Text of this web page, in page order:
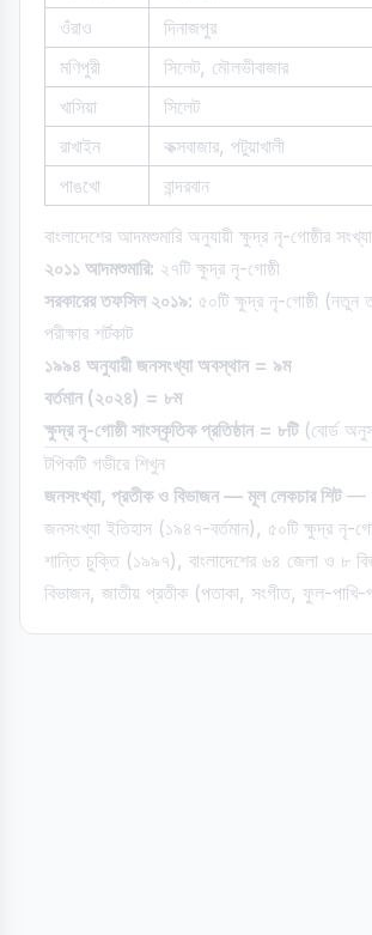
ওঁরাও
দিনাজপুর
মণিপুরী
সিলেট, মৌলভীবাজার
খাসিয়া
সিলেট
রাখাইন
কক্সবাজার, পটুয়াখালী
পাঙখো
বান্দরবান
বাংলাদেশের আদমশুমারি অনুযায়ী ক্ষুদ্র নৃ-গোষ্ঠীর সংখ্যা
২০১১ আদমশুমারি: ২৭টি ক্ষুদ্র নৃ-গোষ্ঠী
সরকারের তফসিল ২০১৯: ৫০টি ক্ষুদ্র নৃ-গোষ্ঠী (নতুন
পরীক্ষার শর্টকাট
১৯৯৪ অনুযায়ী জনসংখ্যা অবস্থান = ৯ম
বর্তমান (২০২৪) = ৮ম
ক্ষুদ্র নৃ-গোষ্ঠী সাংস্কৃতিক প্রতিষ্ঠান = ৮টি(বোর্ড
টপিকটি গভীরে শিখুন
জনসংখ্যা, প্রতীক ও বিভাজন — মূল লেকচার শিট—
জনসংখ্যা ইতিহাস (১৯৪৭-বর্তমান), ৫০টি ক্ষুদ্র নৃ-
শান্তি চুক্তি (১৯৯৭), বাংলাদেশের ৬৪ জেলা ও ৮
বিভাজন, জাতীয় প্রতীক (পতাকা, সংগীত, ফুল-